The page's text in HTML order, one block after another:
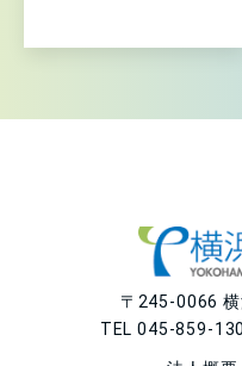
〒245-0066
TEL 045-859-